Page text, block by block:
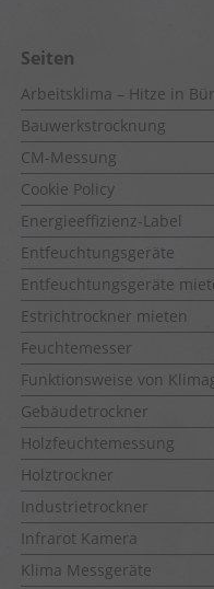
Seiten
Arbeitsklima – Hitze in
Bauwerkstrocknung
CM-Messung
Cookie Policy
Energieeffizienz-Label
Entfeuchtungsgeräte
Entfeuchtungsgeräte
Estrichtrockner mieten
Feuchtemesser
Funktionsweise von
Gebäudetrockner
Holzfeuchtemessung
Holztrockner
Industrietrockner
Infrarot Kamera
Klima Messgeräte